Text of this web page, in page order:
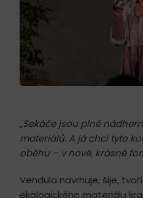
„Sekáče jsou plné
materiálů. A já chci tyto
oběhu – v nové, krásné
Vendula navrhuje, šije,
ekologického materiálu